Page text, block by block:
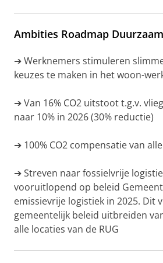
Ambities Roadmap
➔ Werknemers stimuleren
keuzes te maken in het woon-
➔ Van 16% CO2 uitstoot t.g.v.
naar 10% in 2026 (30% reductie)
➔ 100% CO2 compensatie van
➔ Streven naar fossielvrije
vooruitlopend op beleid
emissievrije logistiek in 2025. Dit
gemeentelijk beleid uitbreiden
alle locaties van de RUG